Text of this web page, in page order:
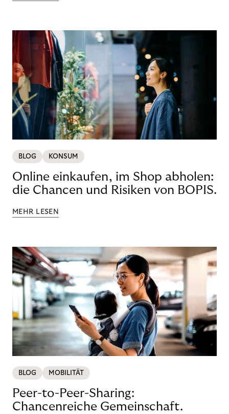
BLOG KONSUM
Online einkaufen, im Shop abholen:
die Chancen und Risiken von BOPIS.
MEHR LESEN
BLOG MOBILITÄT
Peer-to-Peer-Sharing:
Chancenreiche Gemeinschaft.